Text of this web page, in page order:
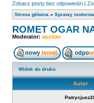
Zobacz posty bez odpowiedzi |
Strona główna » Sprawy
ROMET OGAR
Moderator: apollan
Widok do druku
Autor